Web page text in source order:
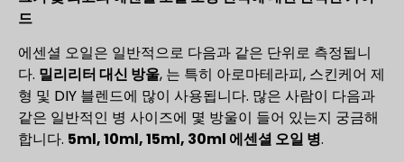
드
에센셜 오일은 일반적으로 다음과 같은 단위로 측정됩니
다. 밀리리터 대신 방울, 는 특히 아로마테라피, 스킨케어 제
형 및 DIY 블렌드에 많이 사용됩니다. 많은 사람이 다음과
같은 일반적인 병 사이즈에 몇 방울이 들어 있는지 궁금해
합니다. 5ml, 10ml, 15ml, 30ml 에센셜 오일 병.